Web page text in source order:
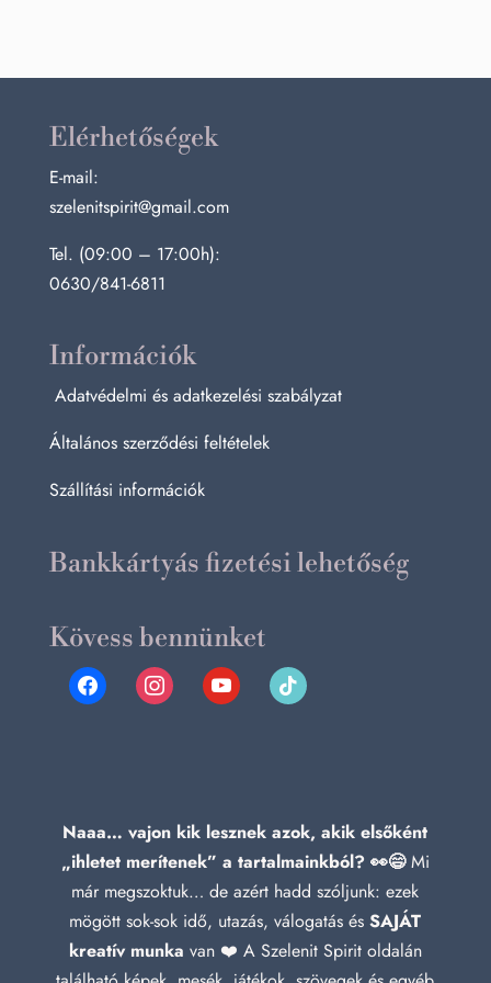
Elérhetőségek
E-mail:
szelenitspirit@gmail.com
Tel. (09:00 – 17:00h):
0630/841-6811
Információk
Adatvédelmi és adatkezelési szabályzat
Általános szerződési feltételek
Szállítási információk
Bankkártyás fizetési lehetőség
Kövess bennünket
facebookinstagramyoutube tiktok
Naaa… vajon kik lesznek azok, akik elsőként
„ihletet merítenek” a tartalmainkból? 👀😄Mi
már megszoktuk… de azért hadd szóljunk: ezek
mögött sok-sok idő, utazás, válogatás ésSAJÁT
kreatív munka van ❤️ A Szelenit Spirit oldalán